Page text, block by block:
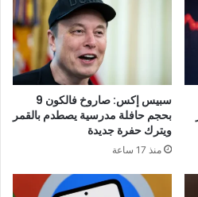
سبيس إكس: صاروخ فالكون 9
بحجم حافلة مدرسية يصطدم بالقمر
ويترك حفرة جديدة
منذ 17 ساعة